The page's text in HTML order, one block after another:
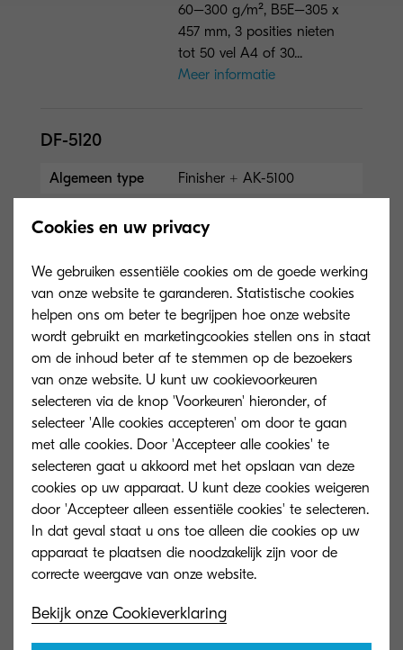
60–300 g/m², B5E–305 x
457 mm, 3 posities nieten
tot 50 vel A4 of 30...
Meer informatie
DF-5120
Algemeen type
Finisher + AK-5100
(W x D x H) 650 x 532 x
Papierformaat
Hoofduitvoer: maximaal
4.000 vel A4 (3.000 vel met
BF-730); maximaal 60–300
g/m²; maximaal B5R–3...
Meer informatie
DP-5100
Algemeen type
Documententoevoer
(automatisch dubbelzijdige
doorvoer)
Capaciteit (vellen)
75 vel
Afmetingen
(BxDxH)
mm
Cookies en uw privacy
We gebruiken essentiële cookies om de goede werking
van onze website te garanderen. Statistische cookies
helpen ons om beter te begrijpen hoe onze website
wordt gebruikt en marketingcookies stellen ons in staat
om de inhoud beter af te stemmen op de bezoekers
van onze website. U kunt uw cookievoorkeuren
selecteren via de knop 'Voorkeuren' hieronder, of
selecteer 'Alle cookies accepteren' om door te gaan
met alle cookies. Door 'Accepteer alle cookies' te
selecteren gaat u akkoord met het opslaan van deze
cookies op uw apparaat. U kunt deze cookies weigeren
door 'Accepteer alleen essentiële cookies' te selecteren.
In dat geval staat u ons toe alleen die cookies op uw
apparaat te plaatsen die noodzakelijk zijn voor de
Bekijk onze Cookieverklaring